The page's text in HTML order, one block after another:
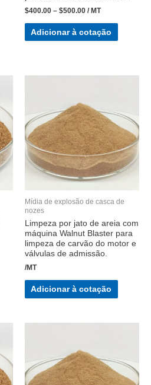
$400.00 – $500.00 / MT
Adicionar à cotação
Mídia de explosão de casca de
nozes
Limpeza por jato de areia com
máquina Walnut Blaster para
limpeza de carvão do motor e
válvulas de admissão.
/MT
Adicionar à cotação